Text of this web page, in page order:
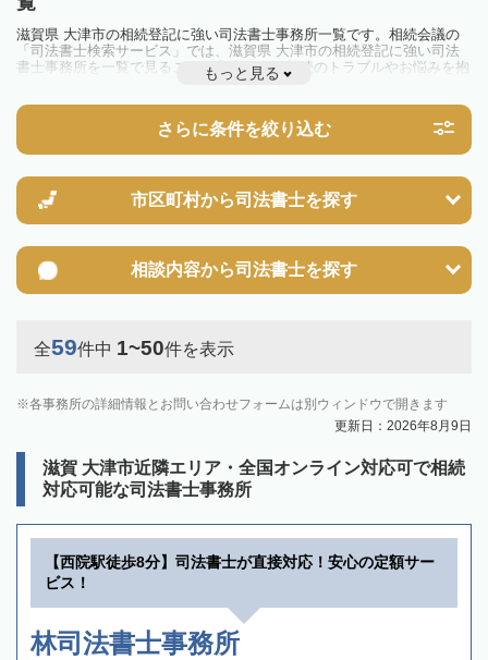
滋賀県 大津市の相続登記に強い司法書士事務所一覧です。相続会議の
「司法書士検索サービス」では、滋賀県 大津市の相続登記に強い司法
書士事務所を一覧で見ることが出来ます。相続のトラブルやお悩みを抱
えている方は一度近隣の司法書士に相談してみましょう。
不動産を相続した場合、相続を知った日から3年以内に登記しないと、
10万円以下の過料が科せられるため、速やかな手続きが必要です。義務
化前の相続も対象となるため注意しましょう。
す。その他の相続手続きも任せることが可能です。
また、義務化に伴い、相続人申告登記制度が創設されました。遺産分割
の話し合いがまとまらず登記できない場合は、この制度の活用を検討し
もっと見る
さらに条件を絞り込む
市区町村から司法書士を探す
相談内容から司法書士を探す
全59件中 1~50件を表示
各事務所の詳細情報とお問い合わせフォームは別ウィンドウで開きます
更新日：2026年8月9日
滋賀 大津市近隣エリア・全国オンライン対応可で相続
対応可能な司法書士事務所
【西院駅徒歩8分】司法書士が直接対応！安心の定額サー
ビス！
林司法書士事務所